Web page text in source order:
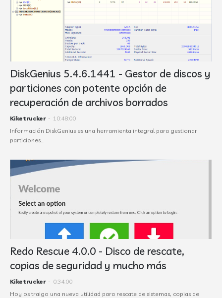
DiskGenius 5.4.6.1441 - Gestor de discos y
particiones con potente opción de
recuperación de archivos borrados
Kiketrucker - 10:48:00
Información DiskGenius es una herramienta integral para gestionar
particiones…
Redo Rescue 4.0.0 - Disco de rescate,
copias de seguridad y mucho más
Kiketrucker - 0:34:00
Hoy os traigo una nueva utilidad para rescate de sistemas, copias de